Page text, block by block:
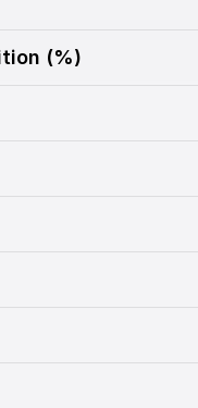
(%)